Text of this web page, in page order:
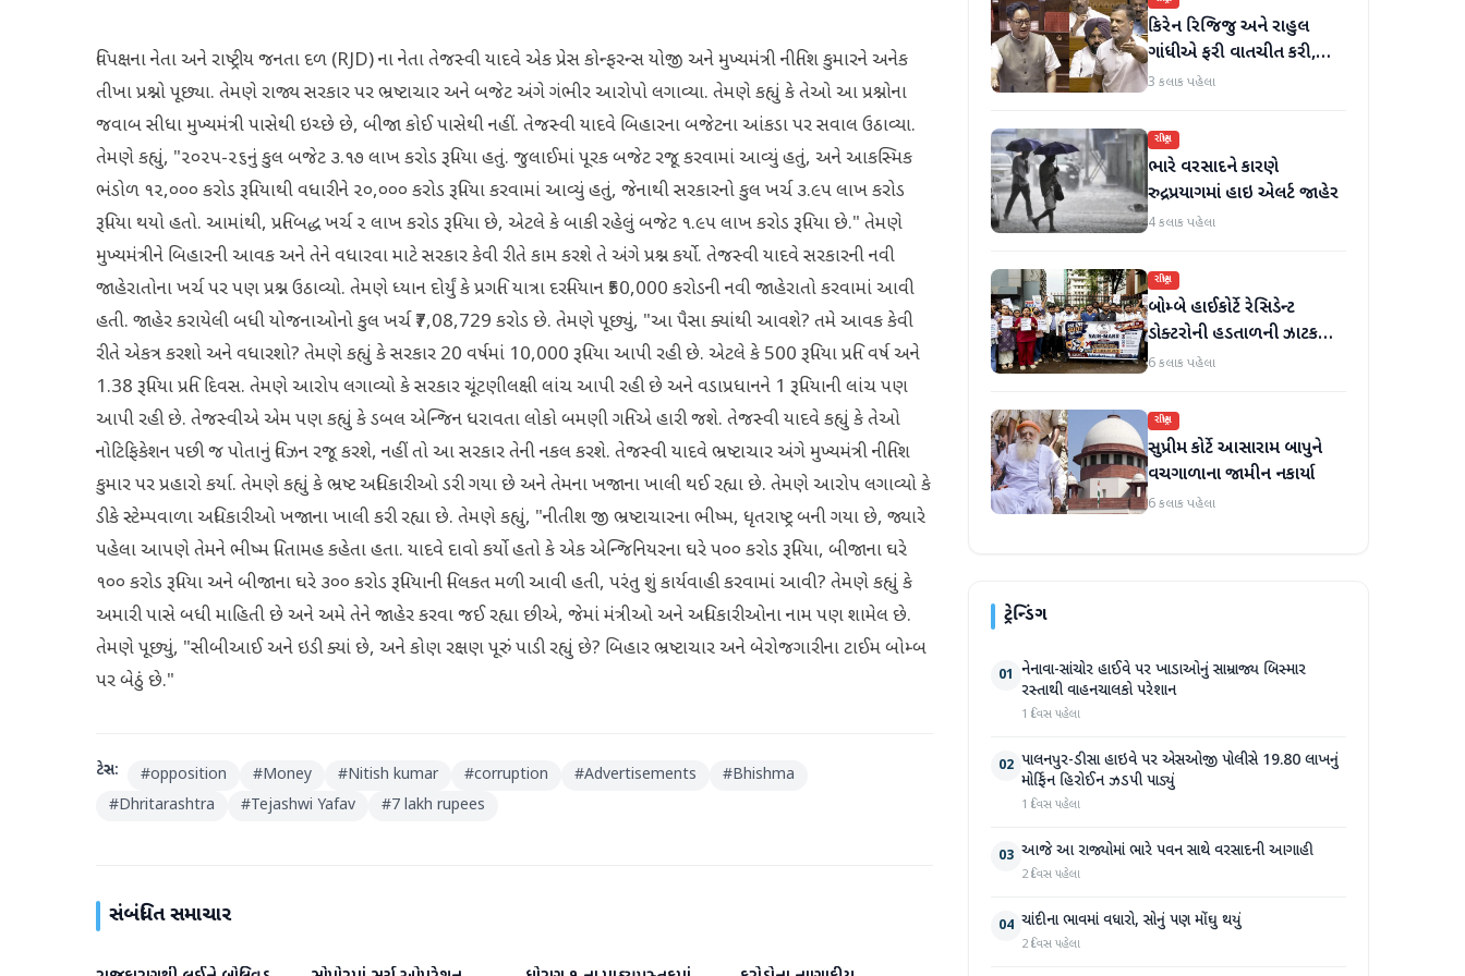
વિપક્ષના નેતા અને રાષ્ટ્રીય જનતા દળ (RJD) ના નેતા તેજસ્વી યાદવે એક પ્રેસ કોન્ફરન્સ યોજી અને મુખ્યમંત્રી નીતિશ કુમારને અનેક
તીખા પ્રશ્નો પૂછ્યા. તેમણે રાજ્ય સરકાર પર ભ્રષ્ટાચાર અને બજેટ અંગે ગંભીર આરોપો લગાવ્યા. તેમણે કહ્યું કે તેઓ આ પ્રશ્નોના
જવાબ સીધા મુખ્યમંત્રી પાસેથી ઇચ્છે છે, બીજા કોઈ પાસેથી નહીં. તેજસ્વી યાદવે બિહારના બજેટના આંકડા પર સવાલ ઉઠાવ્યા.
તેમણે કહ્યું, "૨૦૨૫-૨૬નું કુલ બજેટ ૩.૧૭ લાખ કરોડ રૂપિયા હતું. જુલાઈમાં પૂરક બજેટ રજૂ કરવામાં આવ્યું હતું, અને આકસ્મિક
ભંડોળ ૧૨,૦૦૦ કરોડ રૂપિયાથી વધારીને ૨૦,૦૦૦ કરોડ રૂપિયા કરવામાં આવ્યું હતું, જેનાથી સરકારનો કુલ ખર્ચ ૩.૯૫ લાખ કરોડ
રૂપિયા થયો હતો. આમાંથી, પ્રતિબદ્ધ ખર્ચ ૨ લાખ કરોડ રૂપિયા છે, એટલે કે બાકી રહેલું બજેટ ૧.૯૫ લાખ કરોડ રૂપિયા છે." તેમણે
મુખ્યમંત્રીને બિહારની આવક અને તેને વધારવા માટે સરકાર કેવી રીતે કામ કરશે તે અંગે પ્રશ્ન કર્યો. તેજસ્વી યાદવે સરકારની નવી
જાહેરાતોના ખર્ચ પર પણ પ્રશ્ન ઉઠાવ્યો. તેમણે ધ્યાન દોર્યું કે પ્રગતિ યાત્રા દરમિયાન ₹50,000 કરોડની નવી જાહેરાતો કરવામાં આવી
હતી. જાહેર કરાયેલી બધી યોજનાઓનો કુલ ખર્ચ ₹7,08,729 કરોડ છે. તેમણે પૂછ્યું, "આ પૈસા ક્યાંથી આવશે? તમે આવક કેવી
રીતે એકત્ર કરશો અને વધારશો? તેમણે કહ્યું કે સરકાર 20 વર્ષમાં 10,000 રૂપિયા આપી રહી છે. એટલે કે 500 રૂપિયા પ્રતિ વર્ષ અને
1.38 રૂપિયા પ્રતિ દિવસ. તેમણે આરોપ લગાવ્યો કે સરકાર ચૂંટણીલક્ષી લાંચ આપી રહી છે અને વડાપ્રધાનને 1 રૂપિયાની લાંચ પણ
આપી રહી છે. તેજસ્વીએ એમ પણ કહ્યું કે ડબલ એન્જિન ધરાવતા લોકો બમણી ગતિએ હારી જશે. તેજસ્વી યાદવે કહ્યું કે તેઓ
નોટિફિકેશન પછી જ પોતાનું વિઝન રજૂ કરશે, નહીં તો આ સરકાર તેની નકલ કરશે. તેજસ્વી યાદવે ભ્રષ્ટાચાર અંગે મુખ્યમંત્રી નીતિશ
કુમાર પર પ્રહારો કર્યા. તેમણે કહ્યું કે ભ્રષ્ટ અધિકારીઓ ડરી ગયા છે અને તેમના ખજાના ખાલી થઈ રહ્યા છે. તેમણે આરોપ લગાવ્યો કે
ડીકે સ્ટેમ્પવાળા અધિકારીઓ ખજાના ખાલી કરી રહ્યા છે. તેમણે કહ્યું, "નીતીશ જી ભ્રષ્ટાચારના ભીષ્મ, ધૃતરાષ્ટ્ર બની ગયા છે, જ્યારે
પહેલા આપણે તેમને ભીષ્મ પિતામહ કહેતા હતા. યાદવે દાવો કર્યો હતો કે એક એન્જિનિયરના ઘરે ૫૦૦ કરોડ રૂપિયા, બીજાના ઘરે
૧૦૦ કરોડ રૂપિયા અને બીજાના ઘરે ૩૦૦ કરોડ રૂપિયાની મિલકત મળી આવી હતી, પરંતુ શું કાર્યવાહી કરવામાં આવી? તેમણે કહ્યું કે
અમારી પાસે બધી માહિતી છે અને અમે તેને જાહેર કરવા જઈ રહ્યા છીએ, જેમાં મંત્રીઓ અને અધિકારીઓના નામ પણ શામેલ છે.
તેમણે પૂછ્યું, "સીબીઆઈ અને ઇડી ક્યાં છે, અને કોણ રક્ષણ પૂરું પાડી રહ્યું છે? બિહાર ભ્રષ્ટાચાર અને બેરોજગારીના ટાઈમ બોમ્બ
પર બેઠું છે."
ટેગ્સ: #opposition #Money #Nitish kumar #corruption #Advertisements #Bhishma
#Dhritarashtra #Tejashwi Yafav #7 lakh rupees
સંબંધિત સમાચાર
કિરેન રિજિજુ અને રાહુલ
ગાંધીએ ફરી વાતચીત કરી,
મહિલા અનામત અને સીમાંકન
3 કલાક પહેલા
રાષ્ટ્રીય
ભારે વરસાદને કારણે
રુદ્રપ્રયાગમાં હાઇ એલર્ટ જાહેર
4 કલાક પહેલા
રાષ્ટ્રીય
બોમ્બે હાઈકોર્ટે રેસિડેન્ટ
ડોક્ટરોની હડતાળની ઝાટકણી
કાઢી, 'જો કામ ન હોય તો પગાર
6 કલાક પહેલા
રાષ્ટ્રીય
સુપ્રીમ કોર્ટે આસારામ બાપુને
વચગાળાના જામીન નકાર્યા
6 કલાક પહેલા
ટ્રેન્ડિંગ
01 નેનાવા-સાંચોર હાઈવે પર ખાડાઓનું સામ્રાજ્ય બિસ્માર
રસ્તાથી વાહનચાલકો પરેશાન
1 દિવસ પહેલા
02 પાલનપુર-ડીસા હાઇવે પર એસઓજી પોલીસે 19.80 લાખનું
મોર્ફિન હિરોઈન ઝડપી પાડ્યું
1 દિવસ પહેલા
03 આજે આ રાજ્યોમાં ભારે પવન સાથે વરસાદની આગાહી
2 દિવસ પહેલા
04 ચાંદીના ભાવમાં વધારો, સોનું પણ મોંઘુ થયું
2 દિવસ પહેલા